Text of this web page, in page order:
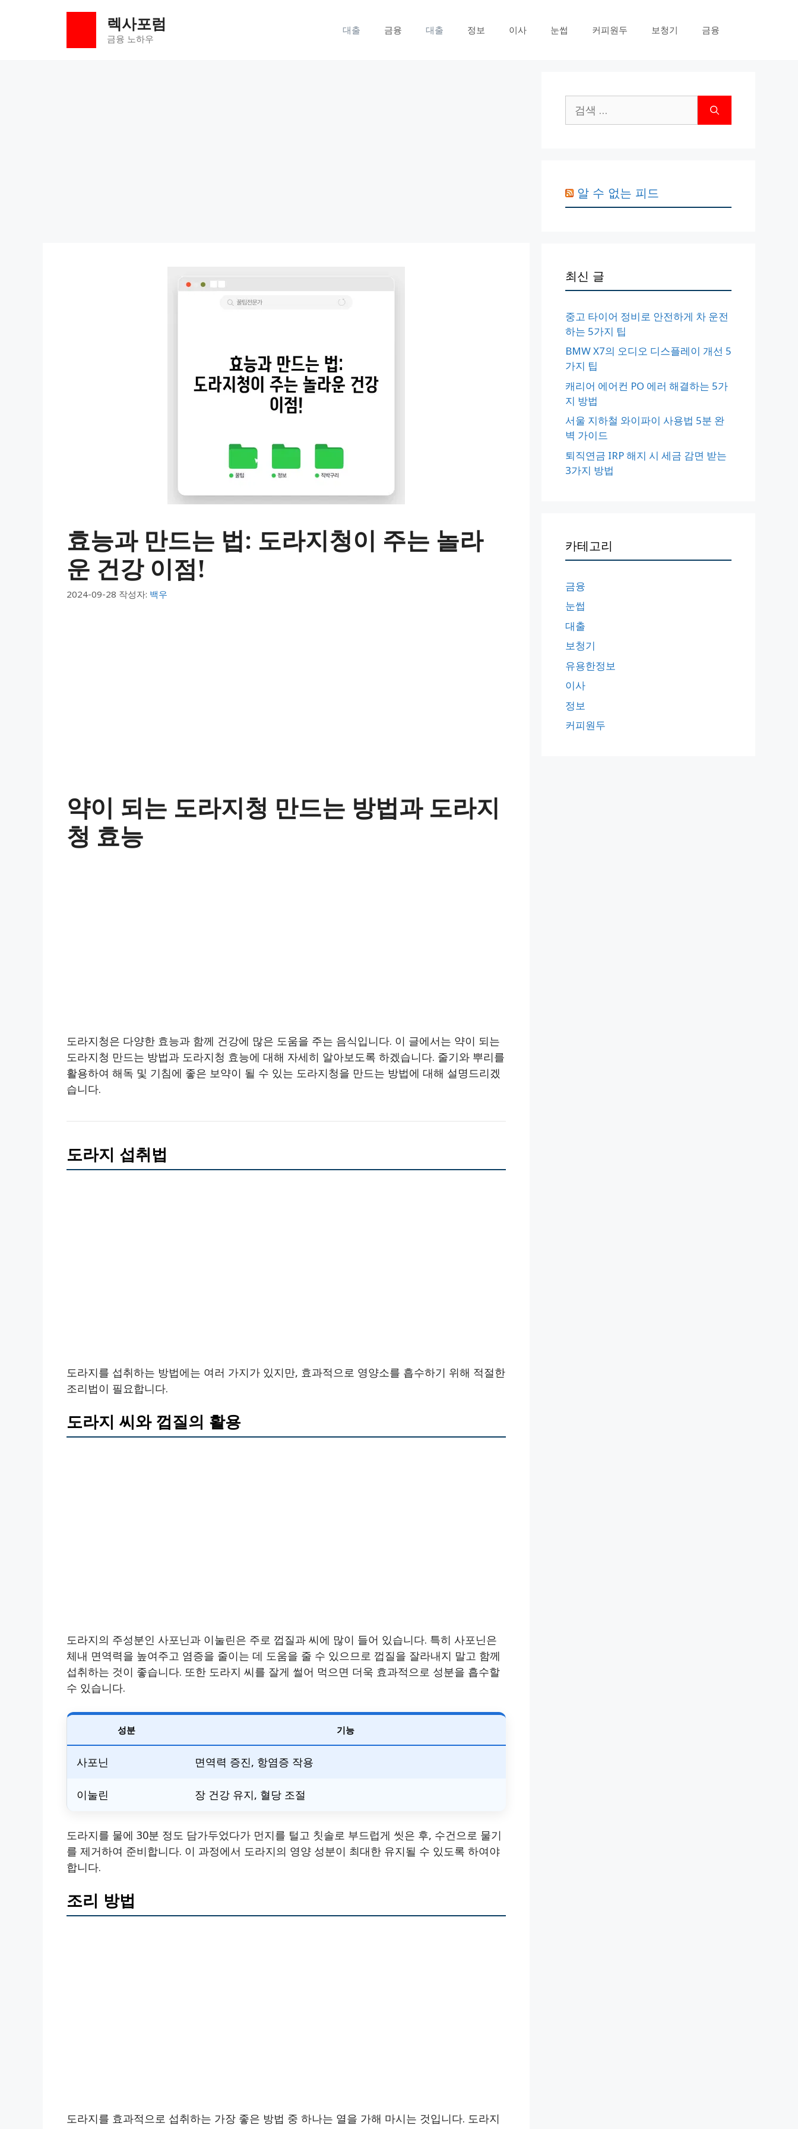
렉사포럼
금융 노하우
대출 금융 대출 정보 이사 눈썹 커피원두 보청기 금융
효능과 만드는 법: 도라지청이 주는 놀라
운 건강 이점!
2024-09-28 작성자: 백우
약이 되는 도라지청 만드는 방법과 도라지
청 효능
도라지청은 다양한 효능과 함께 건강에 많은 도움을 주는 음식입니다. 이 글에서는 약이 되는
도라지청 만드는 방법과 도라지청 효능에 대해 자세히 알아보도록 하겠습니다. 줄기와 뿌리를
활용하여 해독 및 기침에 좋은 보약이 될 수 있는 도라지청을 만드는 방법에 대해 설명드리겠
습니다.
도라지 섭취법
도라지를 섭취하는 방법에는 여러 가지가 있지만, 효과적으로 영양소를 흡수하기 위해 적절한
조리법이 필요합니다.
도라지 씨와 껍질의 활용
도라지의 주성분인 사포닌과 이눌린은 주로 껍질과 씨에 많이 들어 있습니다. 특히 사포닌은
체내 면역력을 높여주고 염증을 줄이는 데 도움을 줄 수 있으므로 껍질을 잘라내지 말고 함께
섭취하는 것이 좋습니다. 또한 도라지 씨를 잘게 썰어 먹으면 더욱 효과적으로 성분을 흡수할
수 있습니다.
성분 기능
사포닌 면역력 증진, 항염증 작용
이눌린 장 건강 유지, 혈당 조절
도라지를 물에 30분 정도 담가두었다가 먼지를 털고 칫솔로 부드럽게 씻은 후, 수건으로 물기
를 제거하여 준비합니다. 이 과정에서 도라지의 영양 성분이 최대한 유지될 수 있도록 하여야
합니다.
조리 방법
도라지를 효과적으로 섭취하는 가장 좋은 방법 중 하나는 열을 가해 마시는 것입니다. 도라지
색:
알 수 없는 피드
최신 글
중고 타이어 정비로 안전하게 차 운전
하는 5가지 팁
BMW X7의 오디오 디스플레이 개선 5
가지 팁
캐리어 에어컨 PO 에러 해결하는 5가
지 방법
서울 지하철 와이파이 사용법 5분 완
벽 가이드
퇴직연금 IRP 해지 시 세금 감면 받는
3가지 방법
카테고리
금융
눈썹
대출
보청기
유용한정보
이사
정보
커피원두